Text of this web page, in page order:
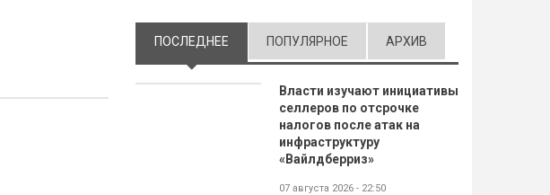
ПОСЛЕДНЕЕ (АКТИВНАЯ ВКЛАДКА)
ПОПУЛЯРНОЕ АРХИВ
Власти изучают инициативы
селлеров по отсрочке
налогов после атак на
инфраструктуру
«Вайлдберриз»
07 августа 2026 - 22:50